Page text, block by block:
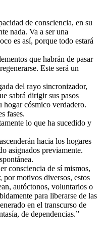
de consciencia, en su
nada. Va a ser una
es así, porque todo estará
que habrán de pasar
Este será un
del rayo sincronizador,
sabrá dirigir sus pasos
hogar cósmico verdadero.
fases.
lo que ha sucedido y
hacia los hogares
asignados previamente.
consciencia de sí mismos,
por motivos diversos, estos
autóctonos, voluntarios o
para liberarse de las
en el transcurso de
de dependencias.”